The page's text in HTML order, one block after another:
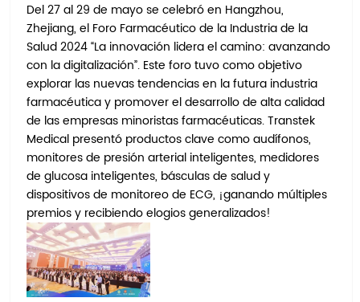
Del 27 al 29 de mayo se celebró en Hangzhou,
Zhejiang, el Foro Farmacéutico de la Industria de la
Salud 2024 “La innovación lidera el camino: avanzando
con la digitalización”. Este foro tuvo como objetivo
explorar las nuevas tendencias en la futura industria
farmacéutica y promover el desarrollo de alta calidad
de las empresas minoristas farmacéuticas. Transtek
Medical presentó productos clave como audífonos,
monitores de presión arterial inteligentes, medidores
de glucosa inteligentes, básculas de salud y
dispositivos de monitoreo de ECG, ¡ganando múltiples
premios y recibiendo elogios generalizados!